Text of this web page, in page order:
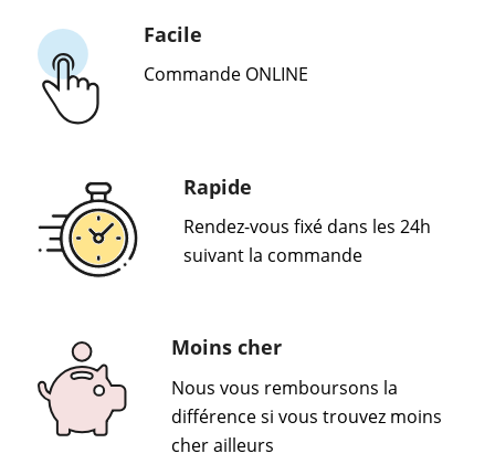
Facile
Commande ONLINE
Rapide
Rendez-vous fixé dans les 24h
suivant la commande
Moins cher
Nous vous remboursons la
différence si vous trouvez moins
cher ailleurs